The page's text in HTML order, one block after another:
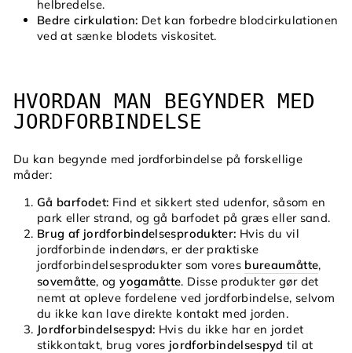
helbredelse.
Bedre cirkulation: Det kan forbedre blodcirkulationen
ved at sænke blodets viskositet.
HVORDAN MAN BEGYNDER MED
JORDFORBINDELSE
Du kan begynde med jordforbindelse på forskellige
måder:
Gå barfodet: Find et sikkert sted udenfor, såsom en
park eller strand, og gå barfodet på græs eller sand.
Brug af jordforbindelsesprodukter: Hvis du vil
jordforbinde indendørs, er der praktiske
jordforbindelsesprodukter som vores bureaumåtte,
sovemåtte, ogyogamåtte. Disse produkter gør det
nemt at opleve fordelene ved jordforbindelse, selvom
du ikke kan lave direkte kontakt med jorden.
Jordforbindelsespyd: Hvis du ikke har en jordet
stikkontakt, brug vores jordforbindelsespyd til at